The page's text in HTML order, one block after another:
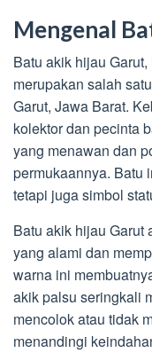
Mengenal
Batu akik hijau
merupakan salah
Garut, Jawa Barat.
kolektor dan pecinta
yang menawan dan
permukaannya. Batu
tetapi juga simbol
Batu akik hijau
yang alami dan
warna ini
akik palsu seringkali
mencolok atau tidak
menandingi